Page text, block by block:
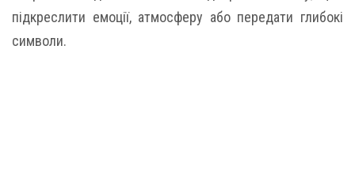
підкреслити емоції, атмосферу або передати глибокі
символи.